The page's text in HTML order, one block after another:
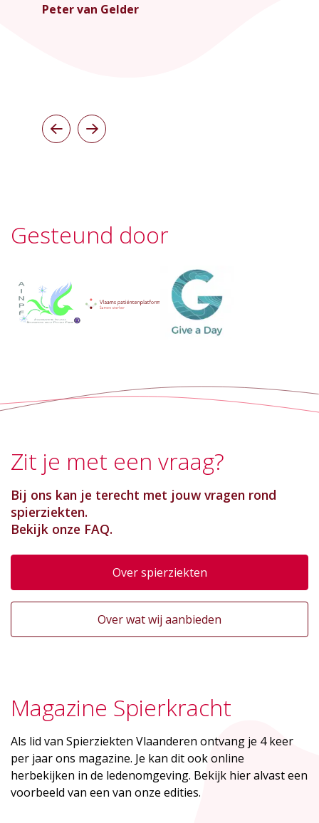
Peter van Gelder
Gesteund door
Zit je met een vraag?
Bij ons kan je terecht met jouw vragen rond
spierziekten.
Bekijk onze FAQ.
Over spierziekten
Over wat wij aanbieden
Magazine Spierkracht
Als lid van Spierziekten Vlaanderen ontvang je 4 keer
per jaar ons magazine. Je kan dit ook online
herbekijken in de ledenomgeving. Bekijk hier alvast een
voorbeeld van een van onze edities.